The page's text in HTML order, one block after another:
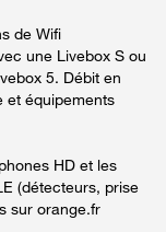
de Wifi
une Livebox S ou
5. Débit en
et équipements
HD et les
(détecteurs, prise
sur orange.fr